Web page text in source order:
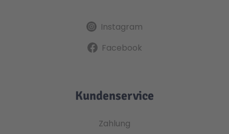
Instagram
Facebook
Kundenservice
Zahlung